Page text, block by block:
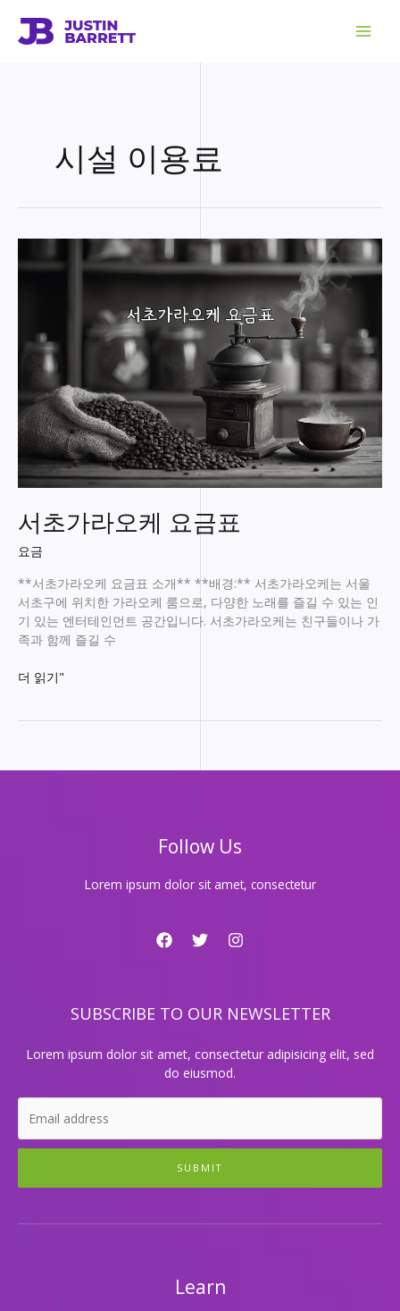
시설 이용료
서초가라오케 요금표
요금
**서초가라오케 요금표 소개** **배경:** 서초가라오케는 서울
서초구에 위치한 가라오케 룸으로, 다양한 노래를 즐길 수 있는 인
기 있는 엔터테인먼트 공간입니다. 서초가라오케는 친구들이나 가
족과 함께 즐길 수
서
케
더 읽기"
Follow Us
Lorem ipsum dolor sit amet, consectetur
SUBSCRIBE TO OUR NEWSLETTER
Lorem ipsum dolor sit amet, consectetur adipisicing elit, sed
do eiusmod.
SUBMIT
Learn